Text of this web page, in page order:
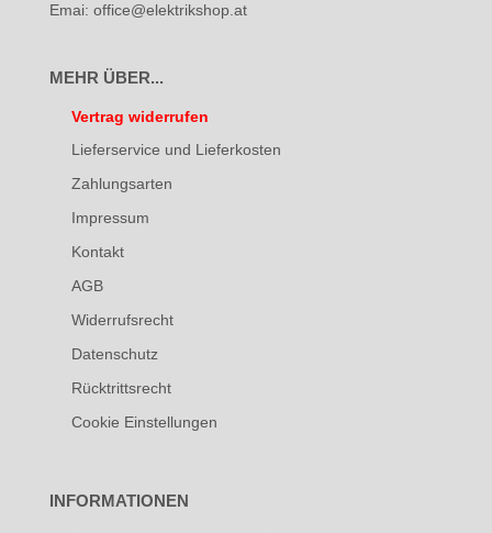
Emai: office@elektrikshop.at
MEHR ÜBER...
Vertrag widerrufen
Lieferservice und Lieferkosten
Zahlungsarten
Impressum
Kontakt
AGB
Widerrufsrecht
Datenschutz
Rücktrittsrecht
Cookie Einstellungen
INFORMATIONEN